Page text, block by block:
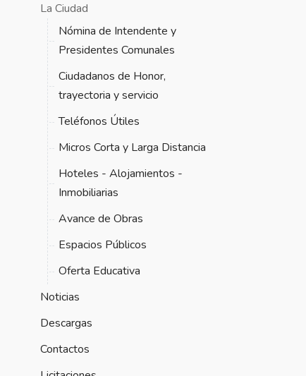
La Ciudad
Nómina de Intendente y
Presidentes Comunales
Ciudadanos de Honor,
trayectoria y servicio
Teléfonos Útiles
Micros Corta y Larga Distancia
Hoteles - Alojamientos -
Inmobiliarias
Avance de Obras
Espacios Públicos
Oferta Educativa
Noticias
Descargas
Contactos